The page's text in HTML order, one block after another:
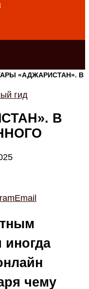
«АДЖАРИСТАН». В
гид
В
Email
иногда
чему